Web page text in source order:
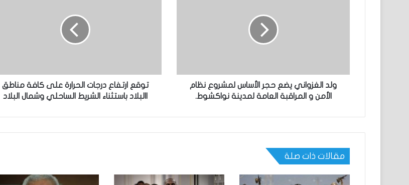
مراحل تطور مدينة روصو 1920-1957
بيوت الذاكرة: على موريتانيا أن تتحرّك
كيفه:فرع التجمع الديمقراطي
هل تغيرت نظرة العلم للدهون المشبعة
ولد الغزواني يضع حجر الأساس لمشروع نظام
الأمن و المراقبة العامة لمدينة نواكشوط.
توقع ارتفاع درجات الحرارة على كافة مناطق
االبلاد باستثناء الشريط الساحلي وشمال البلاد
مقالات ذات صلة